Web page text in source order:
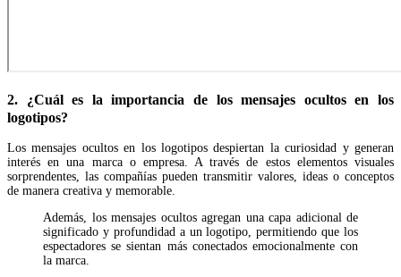
2. ¿Cuál es la importancia de los mensajes ocultos en los
logotipos?
Los mensajes ocultos en los logotipos despiertan la curiosidad y generan
interés en una marca o empresa. A través de estos elementos visuales
sorprendentes, las compañías pueden transmitir valores, ideas o conceptos
de manera creativa y memorable.
Además, los mensajes ocultos agregan una capa adicional de
significado y profundidad a un logotipo, permitiendo que los
espectadores se sientan más conectados emocionalmente con
la marca.